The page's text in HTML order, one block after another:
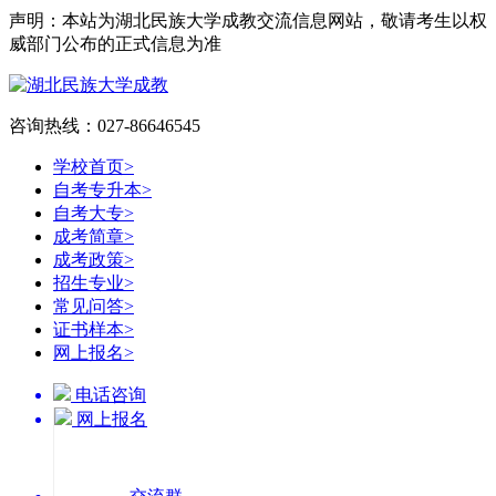
声明：本站为湖北民族大学成教交流信息网站，敬请考生以权
威部门公布的正式信息为准
咨询热线：027-86646545
学校首页>
自考专升本>
自考大专>
成考简章>
成考政策>
招生专业>
常见问答>
证书样本>
网上报名>
电话咨询
网上报名